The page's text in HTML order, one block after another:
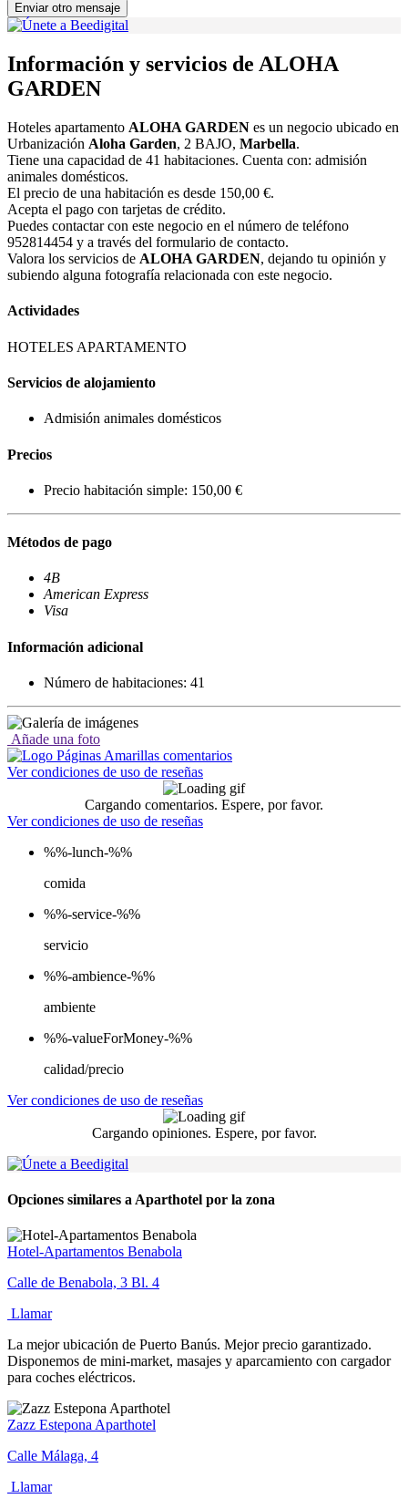
Enviar otro mensaje
Información y servicios de ALOHA
GARDEN
Hoteles apartamento ALOHA GARDEN es un negocio ubicado en
Urbanización Aloha Garden, 2 BAJO, Marbella.
Tiene una capacidad de 41 habitaciones. Cuenta con: admisión
animales domésticos.
El precio de una habitación es desde 150,00 €.
Acepta el pago con tarjetas de crédito.
Puedes contactar con este negocio en el número de teléfono
952814454 y a través del formulario de contacto.
Valora los servicios de ALOHA GARDEN, dejando tu opinión y
subiendo alguna fotografía relacionada con este negocio.
Actividades
HOTELES APARTAMENTO
Servicios de alojamiento
Admisión animales domésticos
Precios
Precio habitación simple: 150,00 €
Métodos de pago
4B
American Express
Visa
Información adicional
Número de habitaciones: 41
Añade una foto
Ver condiciones de uso de reseñas
Cargando comentarios. Espere, por favor.
Ver condiciones de uso de reseñas
%%-lunch-%%
comida
%%-service-%%
servicio
%%-ambience-%%
ambiente
%%-valueForMoney-%%
calidad/precio
Ver condiciones de uso de reseñas
Cargando opiniones. Espere, por favor.
Opciones similares a Aparthotel por la zona
Hotel-Apartamentos Benabola
Calle de Benabola, 3 Bl. 4
Llamar
La mejor ubicación de Puerto Banús. Mejor precio garantizado.
Disponemos de mini-market, masajes y aparcamiento con cargador
para coches eléctricos.
Zazz Estepona Aparthotel
Calle Málaga, 4
Llamar